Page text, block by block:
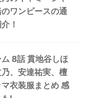
ワンピースの通
！
8話 貫地谷しほ
、安達祐実、檀
衣装服まとめ 感